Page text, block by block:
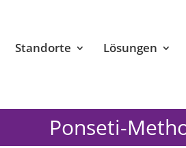
Standorte Lösungen
Ponseti-